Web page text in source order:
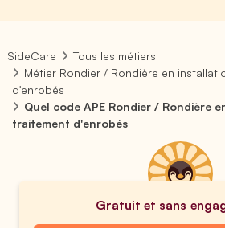
SideCare
Tous les métiers
Métier Rondier / Rondière en
d'enrobés
Quel code APE Rondier / Rondière
traitement d'enrobés
Gratuit et sans